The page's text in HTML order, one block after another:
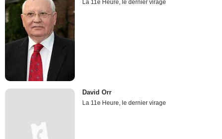
La 11e Heure, le dernier virage
David Orr
La 11e Heure, le dernier virage